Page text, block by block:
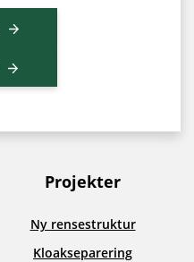
Projekter
Ny rensestruktur
Kloakseparering